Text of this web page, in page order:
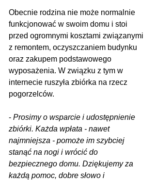
Obecnie rodzina nie może normalnie
funkcjonować w swoim domu i stoi
przed ogromnymi kosztami związanymi
z remontem, oczyszczaniem budynku
oraz zakupem podstawowego
wyposażenia. W związku z tym w
internecie ruszyła zbiórka na rzecz
pogorzelców.
- Prosimy o wsparcie i udostępnienie
zbiórki. Każda wpłata - nawet
najmniejsza - pomoże im szybciej
stanąć na nogi i wrócić do
bezpiecznego domu. Dziękujemy za
każdą pomoc, dobre słowo i